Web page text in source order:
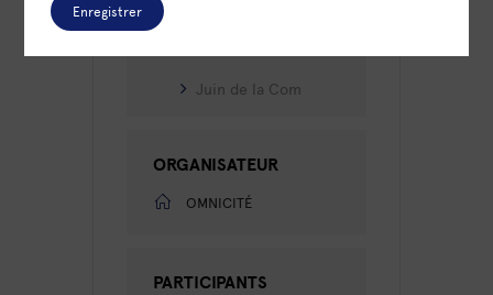
Juin de la Com
ORGANISATEUR
OMNICITÉ
PARTICIPANTS
Enregistrer